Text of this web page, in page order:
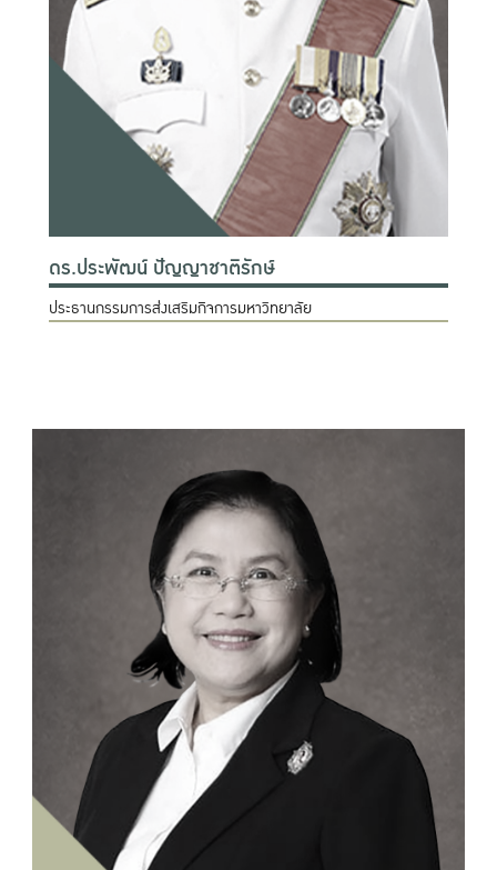
ดร.ประพัฒน์ ปัญญาชาติรักษ์
ประธานกรรมการส่งเสริมกิจการมหาวิทยาลัย